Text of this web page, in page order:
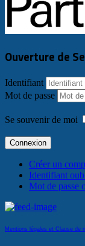
Ouverture de
Identifiant
Mot de passe
Se souvenir de moi
Connexion
Créer un
Identifiant
Mot de passe
Mentions légales et Clause de